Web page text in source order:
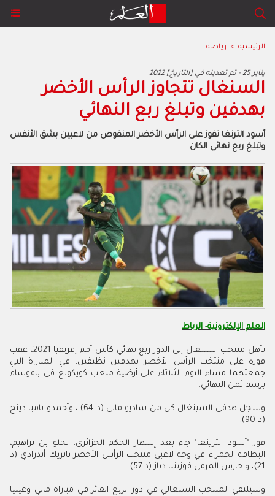
الرئيسية > رياضة
2022 يناير 25 - تم تعديله في [التاريخ]
السنغال تتجاوز الرأس الأخضر
بهدفين وتبلغ ربع النهائي
أسود الترنغا تفوز على الرأس الأخضر المنقوص من لاعبين بشق الأنفس
وتبلغ ربع نهائي الكان
العلم الإلكترونية- الرباط
تأهل منتخب السنغال إلى الدور ربع نهائي كأس أمم إفريقيا 2021، عقب
فوزه على منتخب الرأس الأخضر بهدفين نظيفين، في المباراة التي
جمعتهما مساء اليوم الثلاثاء على أرضية ملعب كويكونغ في بافوسام
برسم ثمن النهائي.
وسجل هدفي السينغال كل من ساديو ماني (د 64) ، وأحمدو بامبا دينج
(د 90).
فوز "أسود الترينغا" جاء بعد إشهار الحكم الجزائري، لحلو بن براهيم،
البطاقة الحمراء في وجه لاعبي منتخب الرأس الأخضر باتريك أندرادي (د
21)، و حارس المرمى فوزينيا دياز (د 57).
وسيلتقي المنتخب السنغالي في دور الربع الفائز في مباراة مالي وغينيا